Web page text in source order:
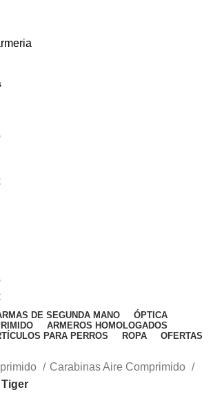
DE SEGUNDA MANO
ÓPTICA
ARMEROS HOMOLOGADOS
PARA PERROS ROPA OFERTAS
Carabinas Aire Comprimido